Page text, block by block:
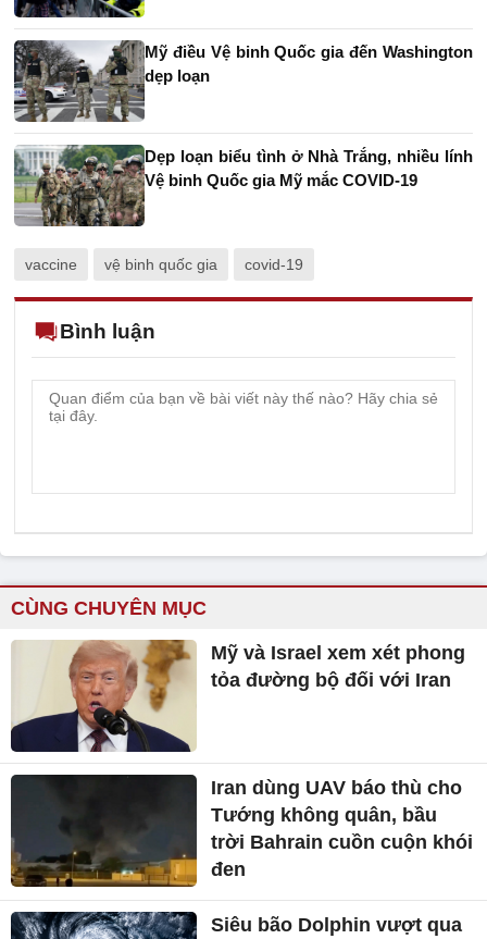
Mỹ điều Vệ binh Quốc gia đến Washington
dẹp loạn
Dẹp loạn biểu tình ở Nhà Trắng, nhiều lính
Vệ binh Quốc gia Mỹ mắc COVID-19
vaccine vệ binh quốc gia covid-19
Bình luận
CÙNG CHUYÊN MỤC
Mỹ và Israel xem xét phong
tỏa đường bộ đối với Iran
Iran dùng UAV báo thù cho
Tướng không quân, bầu
trời Bahrain cuồn cuộn khói
đen
Siêu bão Dolphin vượt qua